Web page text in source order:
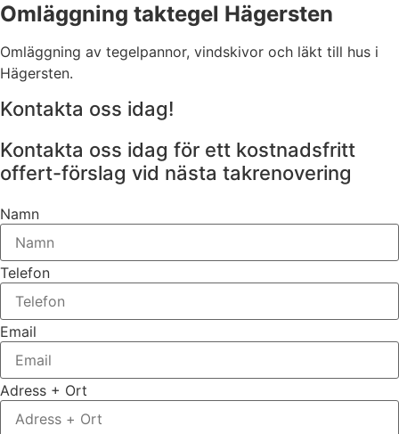
Omläggning taktegel Hägersten
Omläggning av tegelpannor, vindskivor och läkt till hus i
Hägersten.
Kontakta oss idag!
Kontakta oss idag för ett kostnadsfritt
offert-förslag vid nästa takrenovering
Namn
Telefon
Email
Adress + Ort